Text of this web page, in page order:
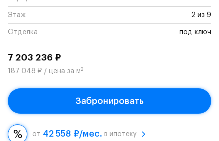
Этаж 2 из 9
Отделка под ключ
7 203 236 ₽
187 048 ₽ / цена за м2
Забронировать
от 42 558 ₽/мес. в ипотеку